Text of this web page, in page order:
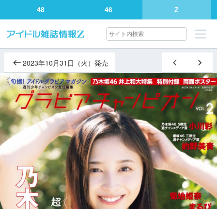
48 46 Z
2023年10月31日（火）発売